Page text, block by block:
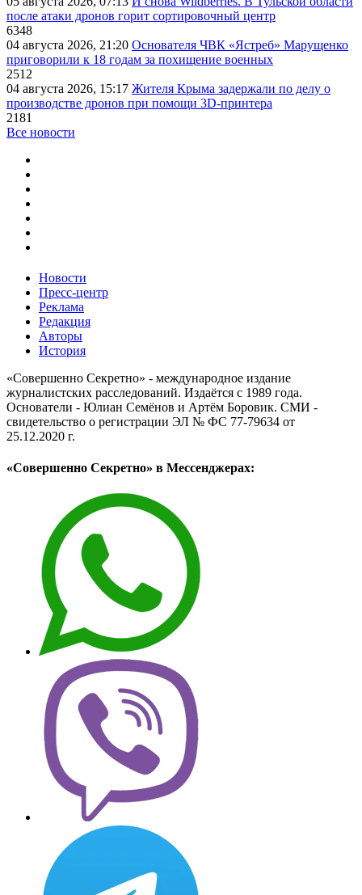
после атаки дронов горит сортировочный центр
6348
04 августа 2026, 21:20 Основателя ЧВК «Ястреб» Марущенко
приговорили к 18 годам за похищение военных
2512
04 августа 2026, 15:17 Жителя Крыма задержали по делу о
производстве дронов при помощи 3D‑принтера
2181
Все новости
Новости
Пресс-центр
Реклама
Редакция
Авторы
История
«Совершенно Секретно» - международное издание
журналистских расследований. Издаётся с 1989 года.
Основатели - Юлиан Семёнов и Артём Боровик. CМИ -
свидетельство о регистрации ЭЛ № ФС 77-79634 от
25.12.2020 г.
«Совершенно Секретно» в Мессенджерах: